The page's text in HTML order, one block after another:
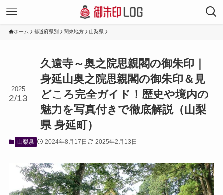
ホーム 都道府県別 関東地方 山梨県
久遠寺～奥之院思親閣の御朱印｜
身延山奥之院思親閣の御朱印＆見
どころ完全ガイド！歴史や境内の
魅力を写真付きで徹底解説（山梨
県 身延町）
2025
2/13
山梨県 2024年8月17日 2025年2月13日